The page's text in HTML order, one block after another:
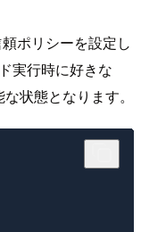
ポリシーを設定し
実行時に好きな
状態となります。